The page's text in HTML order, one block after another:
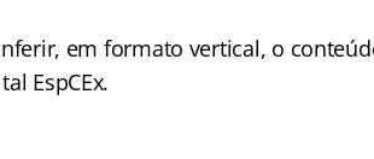
em formato vertical, o
EspCEx.